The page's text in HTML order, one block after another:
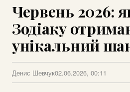
Червень 2026:
Зодіаку
унікальний
Денис Шевчук02.06.2026, 00:11